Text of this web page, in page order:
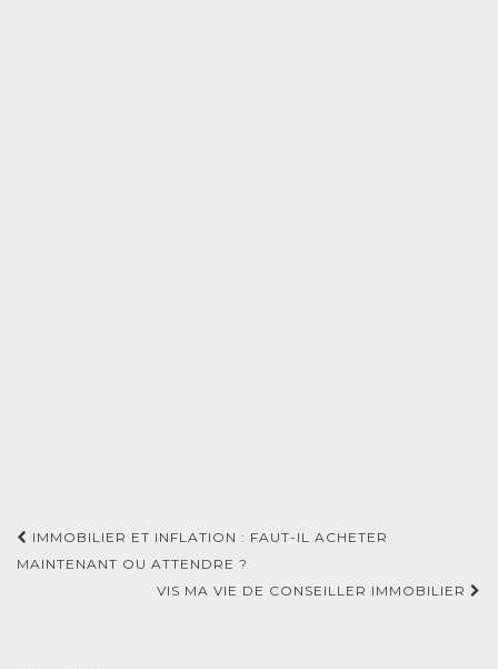
Navigation
d'article
IMMOBILIER ET INFLATION : FAUT-IL ACHETER
MAINTENANT OU ATTENDRE ?
VIS MA VIE DE CONSEILLER IMMOBILIER